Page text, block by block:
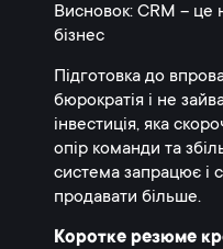
Висновок: CRM – це
бізнес
Підготовка до
бюрократія і не
інвестиція, яка
опір команди та
система запрацює і
продавати більше.
Коротке резюме